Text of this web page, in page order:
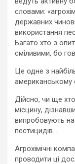
словами:
державних
використання
Багато хто з
сміливими, бо
Це одне з
американському
Дійсно, чи ще
місцину,
випробовують на
пестицидів…
Агрохімічні
проводити ці